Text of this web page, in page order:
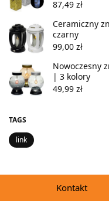
87,49 zł
Ceramiczny
czarny
99,00 zł
Nowoczesny
| 3 kolory
49,99 zł
TAGS
link
Kontakt